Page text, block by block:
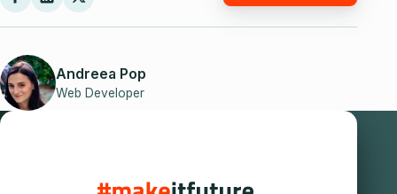
Andreea Pop
Web Developer